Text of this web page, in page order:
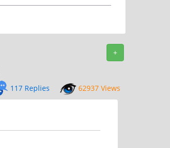
+
117 Replies 62937 Views